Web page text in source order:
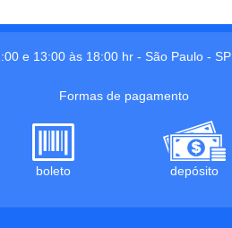
e 13:00 às 18:00 hr - São Paulo - SP
Formas de pagamento
boleto depósito